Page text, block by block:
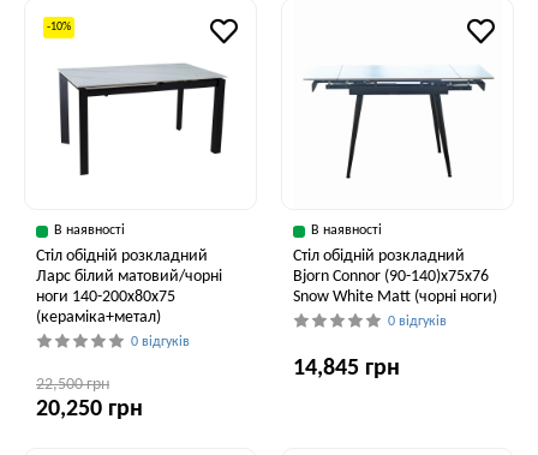
-10%
В наявності
Стіл обідній розкладний
Ларс білий матовий/чорні
ноги 140-200x80x75
(кераміка+метал)
0 відгуків
22,500 грн
20,250 грн
В наявності
Стіл обідній розкладний
Bjorn Connor (90-140)х75х76
Snow White Matt (чорні ноги)
0 відгуків
14,845 грн